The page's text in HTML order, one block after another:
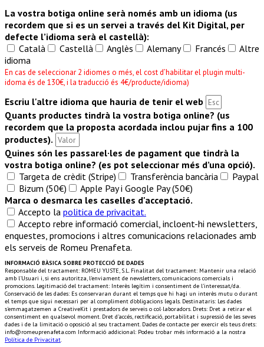
La vostra botiga online serà només amb un idioma (us
recordem que si es un servei a través del Kit Digital, per
defecte l’idioma serà el castellà):
Català
Castellà Anglès Alemany Francés
Altre
idioma
En cas de seleccionar 2 idiomes o més, el cost d’habilitar el plugin multi-
idoma és de 130€, i la traducció és 4€/producte/idioma)
Escriu l'altre idioma que hauria de tenir el web
Quants productes tindrà la vostra botiga online? (us
recordem que la proposta acordada inclou pujar fins a 100
productes).
Quines són les passarel·les de pagament que tindrà la
vostra botiga online? (es pot seleccionar més d’una opció).
Targeta de crèdit (Stripe)
Transferència bancària
Paypal
Bizum (50€)
Apple Pay i Google Pay (50€)
Marca o desmarca les caselles d'acceptació.
Accepto la politica de privacitat.
Accepto rebre informació comercial, incloent-hi newsletters,
enquestes, promocions i altres comunicacions relacionades amb
els serveis de Romeu Prenafeta.
INFORMACIÓ BÀSICA SOBRE PROTECCIÓ DE DADES
Responsable del tractament: ROMEU YUSTE, S.L. Finalitat del tractament: Mantenir una relació
amb l'Usuari i, si ens autoritza, l'enviament de newsletters, comunicacions comercials i
promocions. Legitimació del tractament: Interès legítim i consentiment de l'interessat/da.
Conservació de les dades: Es conservaran durant el temps que hi hagi un interès mutu o durant
el temps que sigui necessari per al compliment d'obligacions legals. Destinataris: Les dades
s'emmagatzemen a ​CreativeKit i prestadors de serveis o col·laboradors. Drets: Dret a retirar el
consentiment en qualsevol moment. Dret d'accés, rectificació, portabilitat i supressió de les seves
dades i de la limitació o oposició al seu tractament. Dades de contacte per exercir els teus drets:
info@romeuprenafeta.com Informació addicional: Podeu trobar més informació a la nostra
Política de Privacitat.